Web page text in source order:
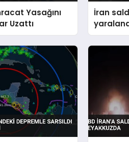
Yasağını
Uzattı
İran
iddiası